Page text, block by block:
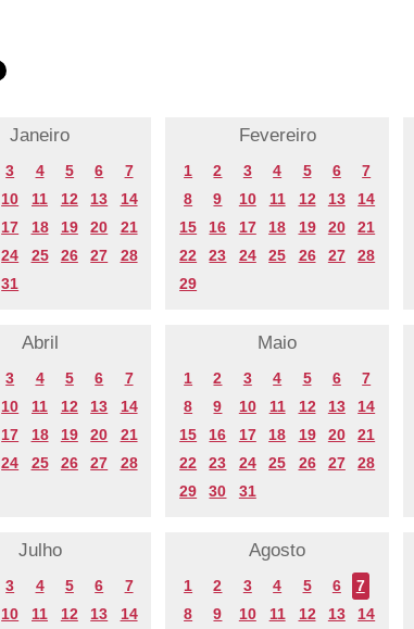
Janeiro
3 4 5 6
7
10 11 12 13
14
17 18 19 20
21
24 25 26 27
28
31
Fevereiro
1 2 3 4 5 6
7
8
9 10 11 12 13
14
15
16 17 18 19 20
21
22
23 24 25 26 27
28
29
Abril
3 4 5 6
7
10 11 12 13
14
17 18 19 20
21
24 25 26 27
28
Maio
1 2 3 4 5 6
7
8
9 10 11 12 13
14
15
16 17 18 19 20
21
22
23 24 25 26 27
28
29
30 31
Julho
3 4 5 6
7
10 11 12 13
14
Agosto
1 2 3 4 5 6
7
8
9 10 11 12 13
14